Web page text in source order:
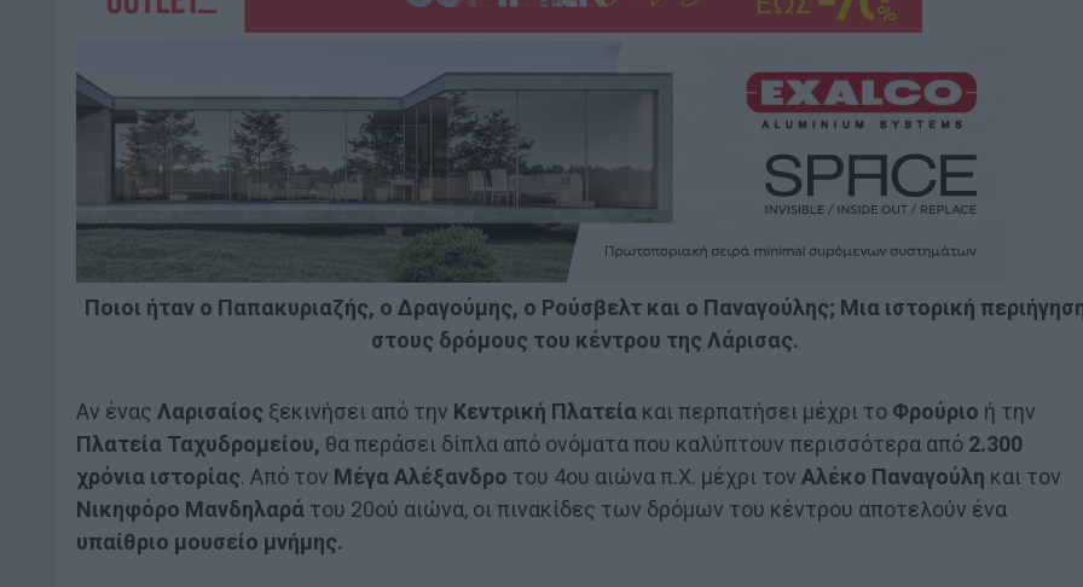
Ποιοι ήταν ο Παπακυριαζής, ο Δραγούμης, ο Ρούσβελτ και ο Παναγούλης; Μια ιστορική
στους δρόμους του κέντρου της Λάρισας.
Αν ένας Λαρισαίος ξεκινήσει από την Κεντρική Πλατεία και περπατήσει μέχρι το Φρούριο ή την
Πλατεία Ταχυδρομείου, θα περάσει δίπλα από ονόματα που καλύπτουν περισσότερα από 2.300
χρόνια ιστορίας. Από τον Μέγα Αλέξανδρο του 4ου αιώνα π.Χ. μέχρι τον Αλέκο Παναγούλη και τον
Νικηφόρο Μανδηλαρά του 20ού αιώνα, οι πινακίδες των δρόμων του κέντρου αποτελούν ένα
υπαίθριο μουσείο μνήμης.